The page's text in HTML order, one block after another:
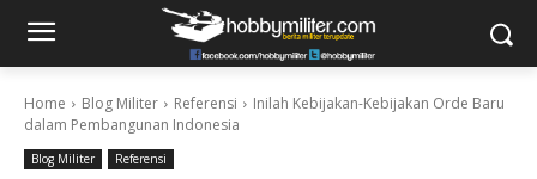
Home Blog Militer Referensi
Inilah Kebijakan-Kebijakan Orde Baru
dalam Pembangunan Indonesia
Blog Militer Referensi